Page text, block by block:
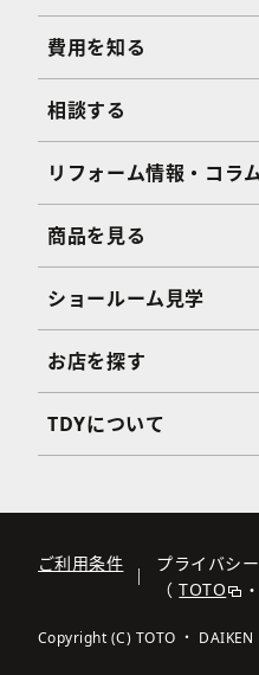
費用を知る
相談する
リフォーム情報・コラ
商品を見る
ショールーム見学
お店を探す
TDYについて
ご利用条件
プライバシ
（TOTO ・
Copyright (C) TOTO ・